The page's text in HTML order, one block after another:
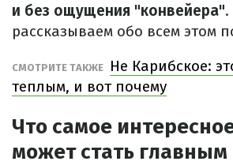
и без ощущения "конвейера"
рассказываем обо всем этом
СМОТРИТЕ ТАКЖЕ
Не Карибское:
теплым, и вот почему
Что самое
может стать главным